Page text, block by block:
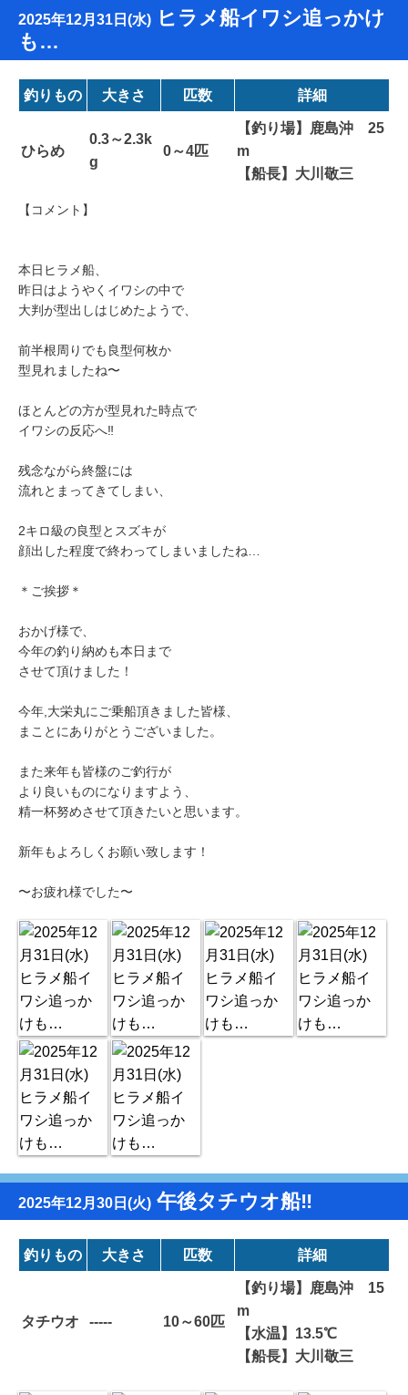
2025年12月31日(水) ヒラメ船イワシ追っかけ
も…
釣りもの 大きさ 匹数 詳細
ひらめ
0.3～2.3k
g
0～4匹
【釣り場】鹿島沖 25
m
【船長】大川敬三
【コメント】
本日ヒラメ船、
昨日はようやくイワシの中で
大判が型出しはじめたようで、
前半根周りでも良型何枚か
型見れましたね〜
ほとんどの方が型見れた時点で
イワシの反応へ‼️
残念ながら終盤には
流れとまってきてしまい、
2キロ級の良型とスズキが
顔出した程度で終わってしまいましたね…
＊ご挨拶＊
おかげ様で、
今年の釣り納めも本日まで
させて頂けました！
今年,大栄丸にご乗船頂きました皆様、
まことにありがとうございました。
また来年も皆様のご釣行が
より良いものになりますよう、
精一杯努めさせて頂きたいと思います。
新年もよろしくお願い致します！
〜お疲れ様でした〜
2025年12月30日(火) 午後タチウオ船‼️
釣りもの 大きさ 匹数 詳細
タチウオ ----- 10～60匹
【釣り場】鹿島沖 15
m
【水温】13.5℃
【船長】大川敬三